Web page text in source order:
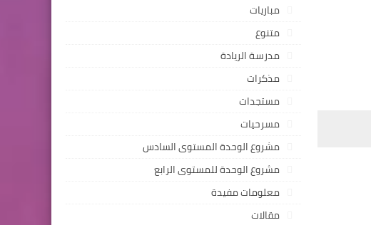
مباريات
متنوع
مدرسة الريادة
مذكرات
مستجدات
مسرحيات
مشروع الوحدة المستوى السادس
مشروع الوحدة للمستوى الرابع
معلومات مفيدة
مقالات